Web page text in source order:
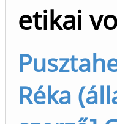
etikai
Réka